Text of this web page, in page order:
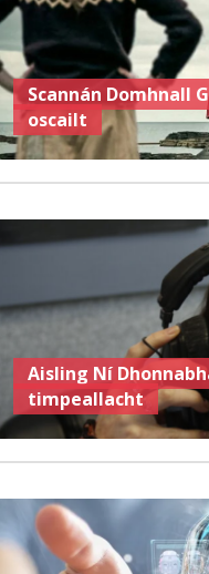
Scannán Domhnall
oscailt
Aisling Ní
timpeallacht